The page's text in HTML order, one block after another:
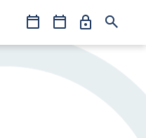
Koulutukset
&
Tapahtumat
Oma
Erto
Hae